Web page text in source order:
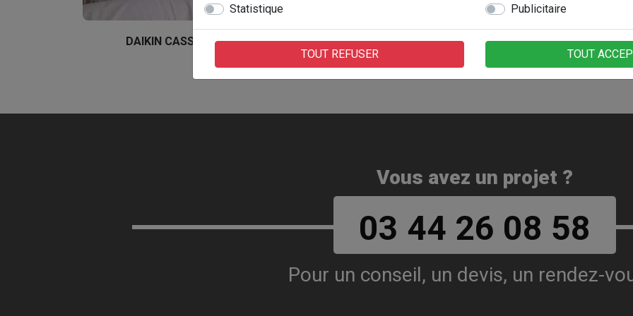
Statistique
Publicitaire
TOUT REFUSER TOUT
DAIKIN CASSETTE INTERIEURE
Vous avez un projet ?
03 44 26 08 58
Pour un conseil, un devis, un rendez-